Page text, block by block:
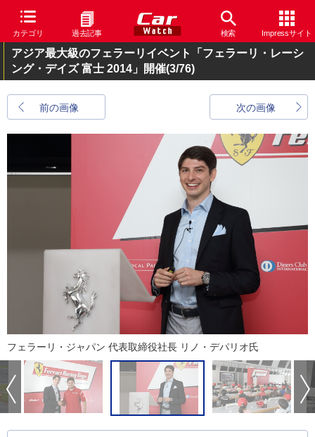
カテゴリ 過去記事 検索 Impressサイト
アジア最大級のフェラーリイベント「フェラーリ・レーシ
ング・デイズ 富士 2014」開催(3/76)
前の画像 次の画像
フェラーリ・ジャパン 代表取締役社長 リノ・デパリオ氏